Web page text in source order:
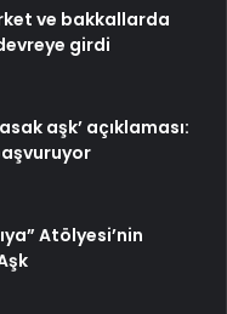
ve bakkallarda
girdi
aşk’ açıklaması:
Atölyesi’nin